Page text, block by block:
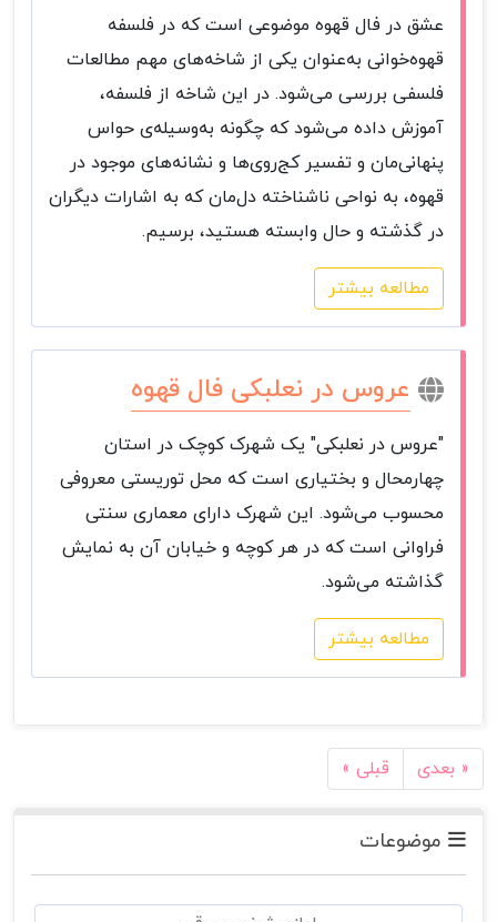
عشق در فال قهوه موضوعی است که در فلسفه
قهوه‌خوانی به‌عنوان یکی از شاخه‌های مهم مطالعات
فلسفی بررسی می‌شود. در این شاخه از فلسفه،
آموزش داده می‌شود که چگونه به‌وسیله‌ی حواس
پنهانی‌مان و تفسیر کج‌روی‌ها و نشانه‌های موجود در
قهوه، به نواحی ناشناخته دل‌مان که به اشارات دیگران
در گذشته و حال وابسته هستید، برسیم.
مطالعه بیشتر
عروس در نعلبکی فال قهوه
"عروس در نعلبکی" یک شهرک کوچک در استان
چهارمحال و بختیاری است که محل توریستی معروفی
محسوب می‌شود. این شهرک دارای معماری سنتی
فراوانی است که در هر کوچه و خیابان آن به نمایش
گذاشته می‌شود.
مطالعه بیشتر
« قبلی بعدی »
موضوعات